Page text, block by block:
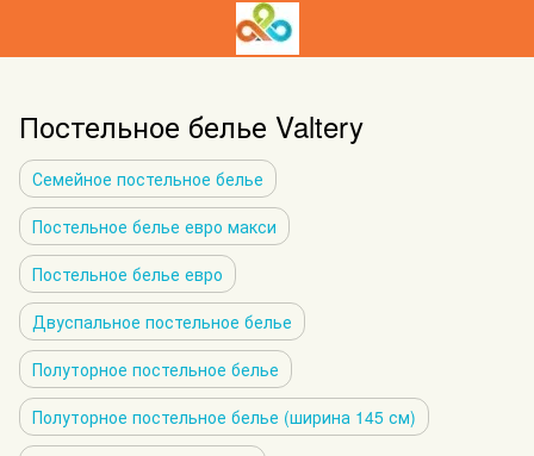
Постельное белье Valtery
Семейное постельное белье
Постельное белье евро макси
Постельное белье евро
Двуспальное постельное белье
Полуторное постельное белье
Полуторное постельное белье (ширина 145 см)